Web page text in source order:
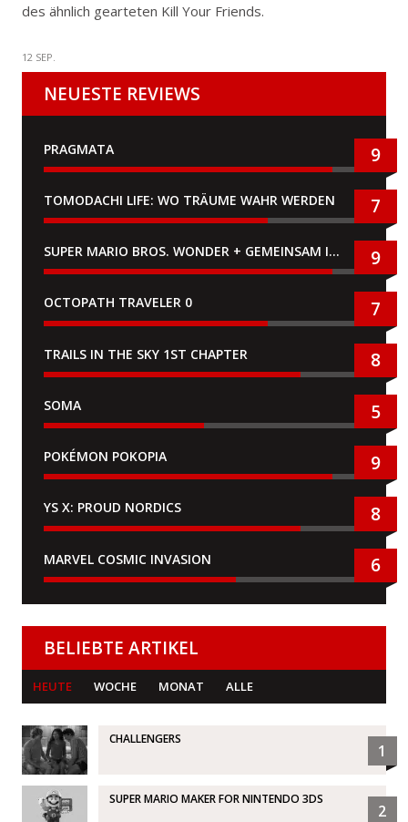
des ähnlich gearteten Kill Your Friends.
12 SEP.
NEUESTE REVIEWS
PRAGMATA 9
TOMODACHI LIFE: WO TRÄUME WAHR WERDEN 7
SUPER MARIO BROS. WONDER + GEMEINSAM IM BELLABEL-PARK 9
OCTOPATH TRAVELER 0 7
TRAILS IN THE SKY 1ST CHAPTER 8
SOMA 5
POKÉMON POKOPIA 9
YS X: PROUD NORDICS 8
MARVEL COSMIC INVASION 6
BELIEBTE ARTIKEL
HEUTE WOCHE MONAT ALLE
CHALLENGERS
1
SUPER MARIO MAKER FOR NINTENDO 3DS
2